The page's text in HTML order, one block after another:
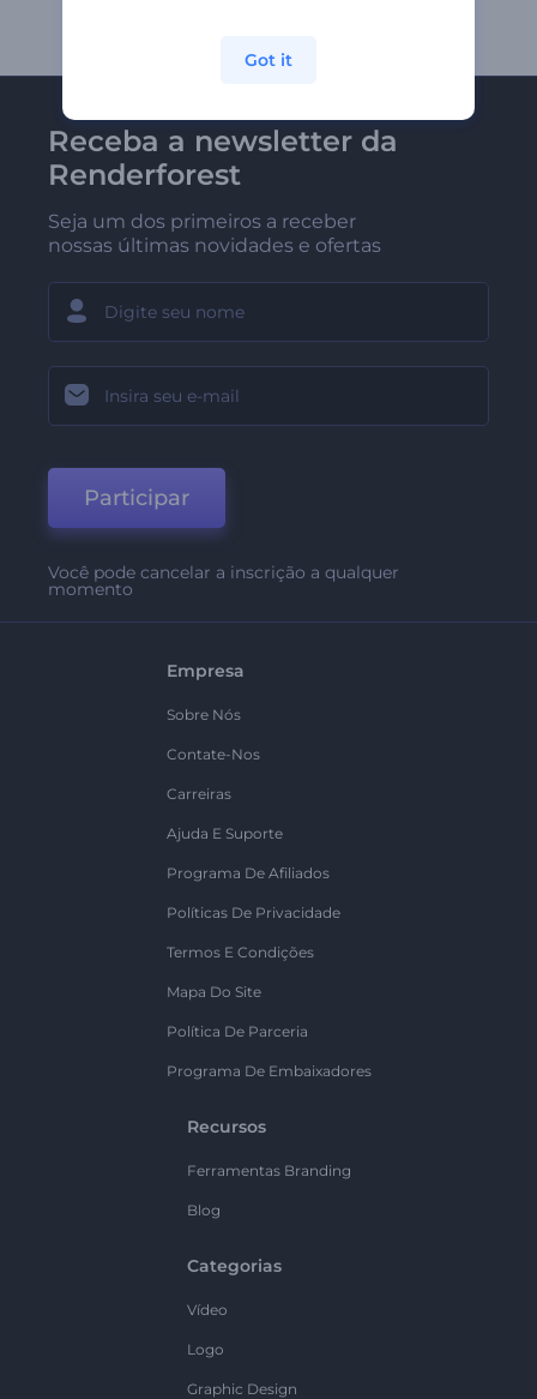
Receba a newsletter da
Renderforest
Seja um dos primeiros a receber
nossas últimas novidades e ofertas
Participar
Você pode cancelar a inscrição a qualquer
momento
Empresa
Sobre Nós
Contate-Nos
Carreiras
Ajuda E Suporte
Programa De Afiliados
Políticas De Privacidade
Termos E Condições
Mapa Do Site
Política De Parceria
Programa De Embaixadores
Recursos
Ferramentas Branding
Blog
Categorias
Vídeo
Logo
Graphic Design
Got it